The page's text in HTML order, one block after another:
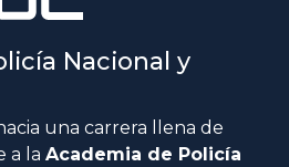
Nacional y
una carrera llena de
a la Academia de Policía